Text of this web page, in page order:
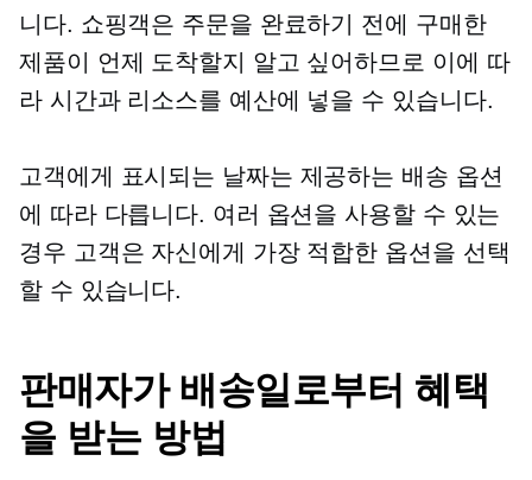
니다. 쇼핑객은 주문을 완료하기 전에 구매한
제품이 언제 도착할지 알고 싶어하므로 이에 따
라 시간과 리소스를 예산에 넣을 수 있습니다.
고객에게 표시되는 날짜는 제공하는 배송 옵션
에 따라 다릅니다. 여러 옵션을 사용할 수 있는
경우 고객은 자신에게 가장 적합한 옵션을 선택
할 수 있습니다.
판매자가 배송일로부터 혜택
을 받는 방법